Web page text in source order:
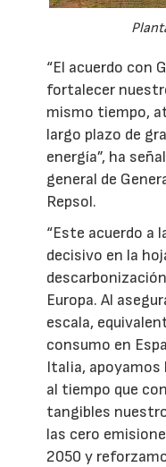
“El acuerdo con
fortalecer
mismo tiempo,
largo plazo de
energía”, ha
general de
Repsol.
“Este acuerdo a
decisivo en la
Europa. Al
escala,
consumo en
Italia, apoyamos
al tiempo que
tangibles
las cero
2050 y